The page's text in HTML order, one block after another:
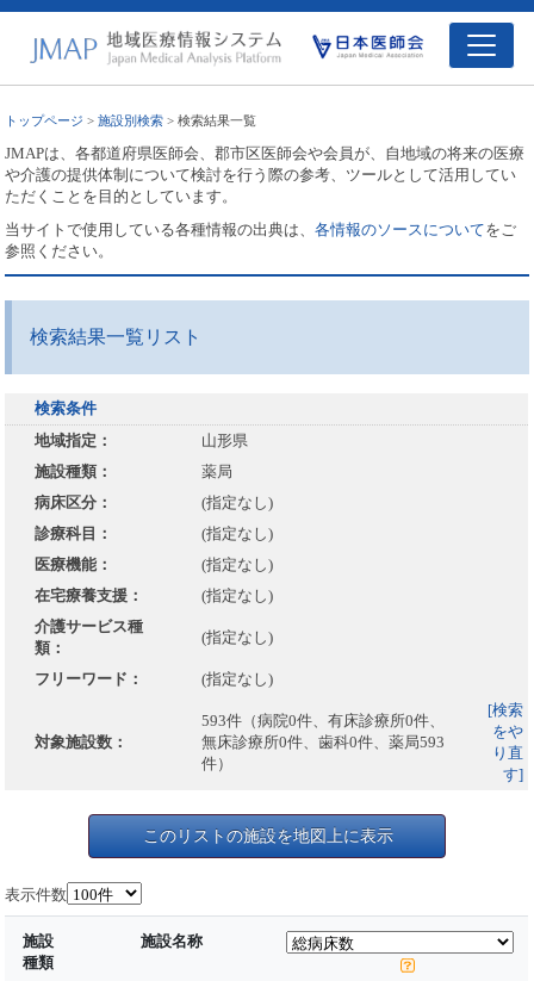
トップページ >施設別検索 > 検索結果一覧
JMAPは、各都道府県医師会、郡市区医師会や会員が、自地域の将来の医療
や介護の提供体制について検討を行う際の参考、ツールとして活用してい
ただくことを目的としています。
当サイトで使用している各種情報の出典は、各情報のソースについてをご
参照ください。
検索結果一覧リスト
検索条件
地域指定：
山形県
施設種類：
薬局
病床区分：
(指定なし)
診療科目：
(指定なし)
医療機能：
(指定なし)
在宅療養支援：
(指定なし)
介護サービス種
類：
(指定なし)
フリーワード： (指定なし)
対象施設数：
593件（病院0件、有床診療所0件、
無床診療所0件、歯科0件、薬局593
件）
[検索
をや
り直
す]
このリストの施設を地図上に表示
表示件数
施設
種類
施設名称